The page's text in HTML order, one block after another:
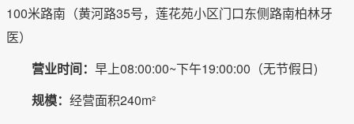
100米路南（黄河路35号，莲花苑小区门口东侧路南柏林牙
医）
营业时间： 早上08:00:00~下午19:00:00（无节假日)
规模： 经营面积240m²